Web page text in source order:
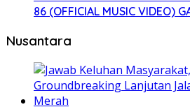
86 (OFFICIAL MUSIC VIDEO)
Nusantara